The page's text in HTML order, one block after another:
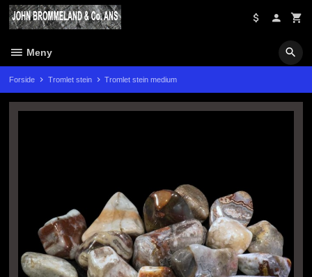
Gå
Meny
Forside Tromlet stein Tromlet stein medium